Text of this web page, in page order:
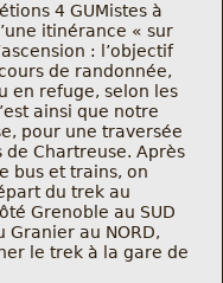
4 GUMistes à
itinérance « sur
: l’objectif
de randonnée,
en refuge, selon les
ainsi que notre
pour une traversée
Chartreuse. Après
bus et trains, on
du trek au
Grenoble au SUD
Granier au NORD,
le trek à la gare de